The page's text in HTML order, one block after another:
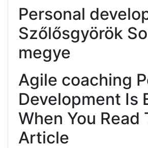
Personal
Szőlősgyörök
megye
Agile coaching
Development Is
When You Read
Article